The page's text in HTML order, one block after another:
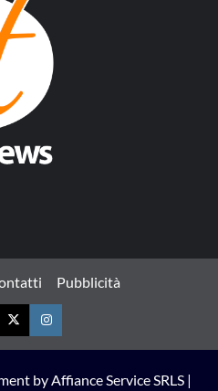
Pubblicità
TwitterInstagram
by Affiance Service SRLS |